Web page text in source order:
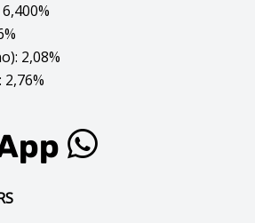
2,08%
2,76%